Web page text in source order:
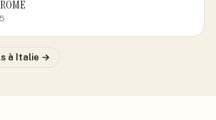
à Italie →